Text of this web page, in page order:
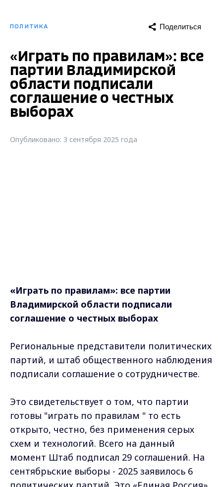
ПОЛИТИКА Поделиться
«Играть по правилам»: все
партии Владимирской
области подписали
соглашение о честных
выборах
Опубликовано: 3 сентября 2025 года
«Играть по правилам»: все партии
Владимирской области подписали
соглашение о честных выборах
Региональные представители политических
партий, и штаб общественного наблюдения
подписали соглашение о сотрудничестве.
Это свидетельствует о том, что партии
готовы "играть по правилам " то есть
открыто, честно, без применения серых
схем и технологий. Всего на данный
момент Штаб подписал 29 соглашений. На
сентябрьские выборы - 2025 заявилось 6